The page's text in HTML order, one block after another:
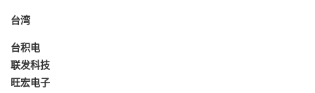
台湾
台积电
联发科技
旺宏电子